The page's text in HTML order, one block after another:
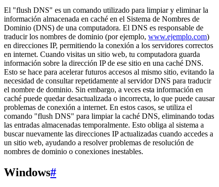
El "flush DNS" es un comando utilizado para limpiar y eliminar la
información almacenada en caché en el Sistema de Nombres de
Dominio (DNS) de una computadora. El DNS es responsable de
traducir los nombres de dominio (por ejemplo, www.ejemplo.com)
en direcciones IP, permitiendo la conexión a los servidores correctos
en internet. Cuando visitas un sitio web, tu computadora guarda
información sobre la dirección IP de ese sitio en una caché DNS.
Esto se hace para acelerar futuros accesos al mismo sitio, evitando la
necesidad de consultar repetidamente al servidor DNS para traducir
el nombre de dominio. Sin embargo, a veces esta información en
caché puede quedar desactualizada o incorrecta, lo que puede causar
problemas de conexión a internet. En estos casos, se utiliza el
comando "flush DNS" para limpiar la caché DNS, eliminando todas
las entradas almacenadas temporalmente. Esto obliga al sistema a
buscar nuevamente las direcciones IP actualizadas cuando accedes a
un sitio web, ayudando a resolver problemas de resolución de
nombres de dominio o conexiones inestables.
Windows#